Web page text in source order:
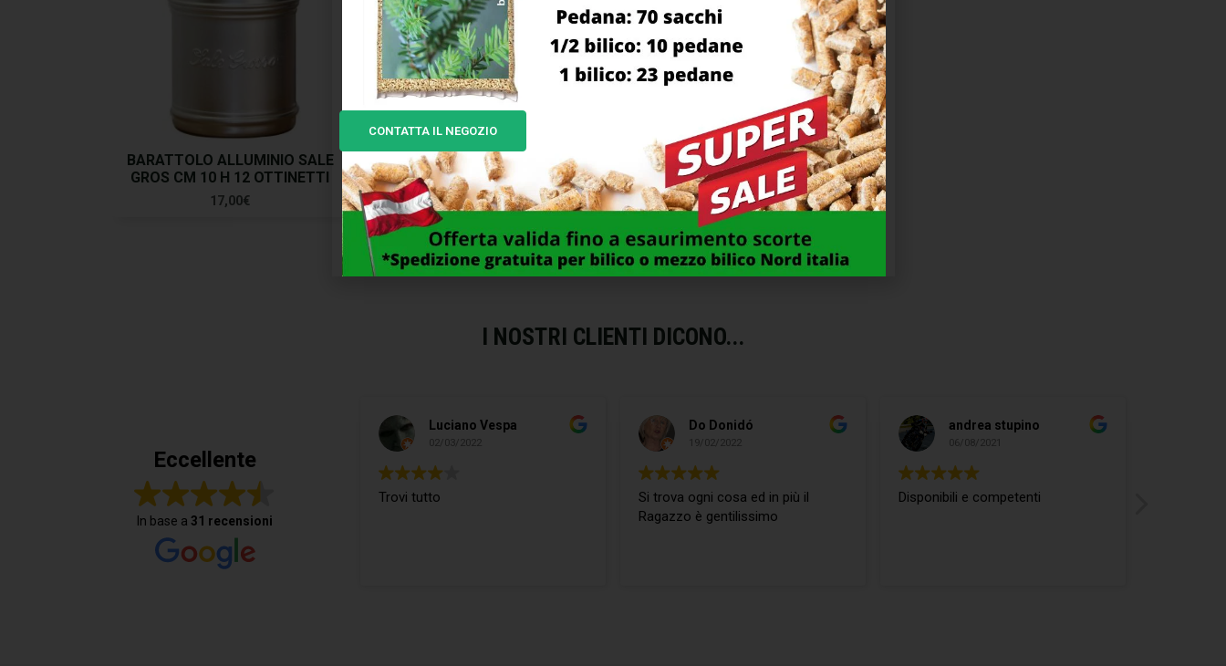
BARATTOLO ALLUMINIO SALE
GROS CM 10 H 12 OTTINETTI
17,00€
BARATTOLO CERAMICA BISCOT.
13×13 H 17 BELLINTAVOLA
20,00€
MENSOLA POLYTHERM EASY
ROLL 35×18 H 10 METALTEX
13,00€
I NOSTRI CLIENTI DICONO...
Eccellente
In base a 31 recensioni
Luciano Vespa
02/03/2022
Trovi tutto
Do Donidó
19/02/2022
Si trova ogni cosa ed in più il
Ragazzo è gentilissimo
andrea stupino
06/08/2021
Disponibili e competenti
CONTATTA IL NEGOZIO